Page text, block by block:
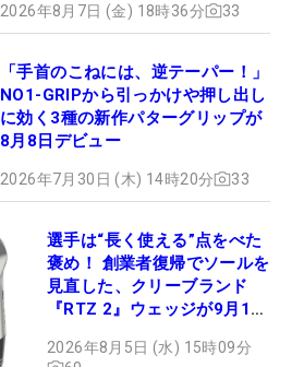
2026年8月7日 (金) 18時36分 33
「手首のこねには、逆テーパー！」
NO1-GRIPから引っかけや押し出し
に効く3種の新作パターグリップが
8月8日デビュー
2026年7月30日 (木) 14時20分 33
選手は“長く使える”点をべた
褒め！ 創業者復帰でソールを
見直した、クリーブランド
『RTZ 2』ウェッジが9月12
2026年8月5日 (水) 15時09分